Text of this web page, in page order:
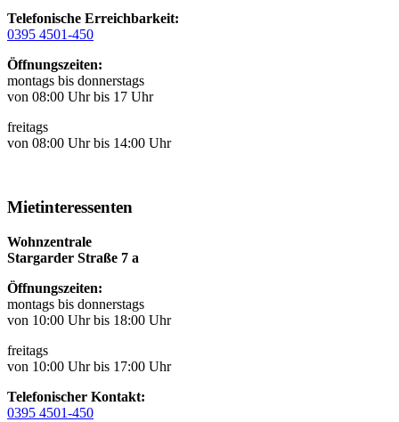
Telefonische Erreichbarkeit:
0395 4501-450
Öffnungszeiten:
montags bis donnerstags
von 08:00 Uhr bis 17 Uhr
freitags
von 08:00 Uhr bis 14:00 Uhr
Mietinteressenten
Wohnzentrale
Stargarder Straße 7 a
Öffnungszeiten:
montags bis donnerstags
von 10:00 Uhr bis 18:00 Uhr
freitags
von 10:00 Uhr bis 17:00 Uhr
Telefonischer Kontakt:
0395 4501-450